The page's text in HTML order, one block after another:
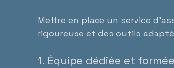
Mettre en place un service
rigoureuse et des outils
1. Équipe dédiée et formée